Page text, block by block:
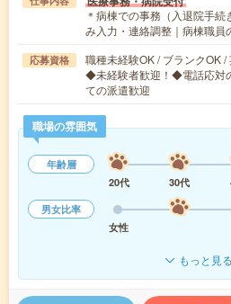
＊病棟での事務（入退院手
み入力・連絡調整｜病棟職
応募資格
職種未経験OK / ブランクOK /
◆未経験者歓迎！◆電話応対
ての派遣歓迎
職場の雰囲気
年齢層
20代
30代
男女比率
女性
もっと見る